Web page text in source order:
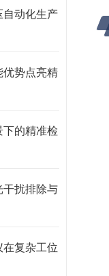
自动化生产
优势点亮精
下的精准检
干扰排除与
复杂工位